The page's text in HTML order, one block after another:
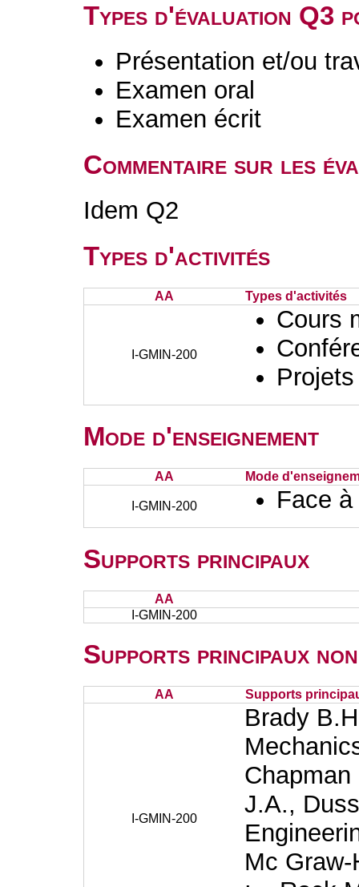
Types d'évaluation Q3
Présentation et/ou
Examen oral
Examen écrit
Commentaire sur les
Idem Q2
Types d'activités
AA Types d'activités
I-GMIN-200
Cours
Mode d'enseignement
AA Mode
I-GMIN-200 Face
Supports principaux
AA
I-GMIN-200
Supports principaux
AA Supports
I-GMIN-200
Brady
J.A.,
Mc